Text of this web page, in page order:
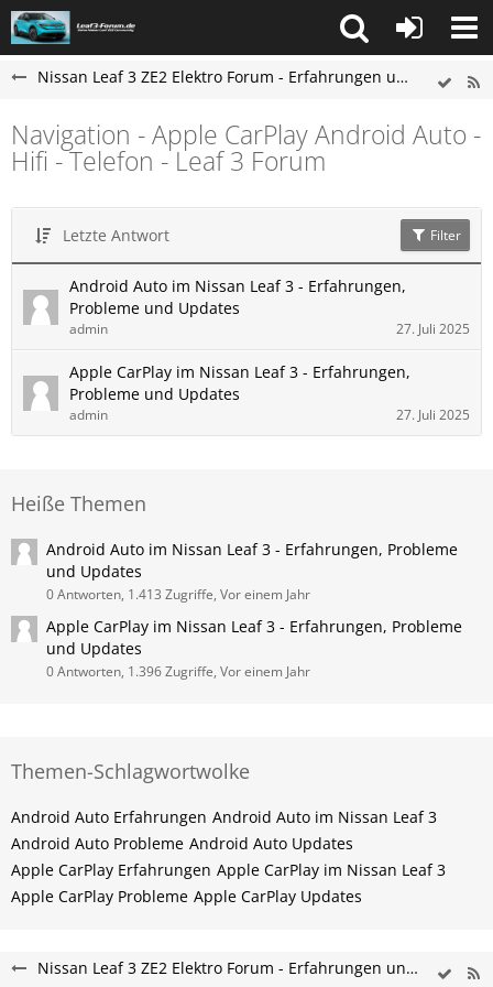
Nissan Leaf 3 ZE2 Elektro Forum - Erfahrungen und Probleme
Navigation - Apple CarPlay Android Auto -
Hifi - Telefon - Leaf 3 Forum
Letzte Antwort Filter
Android Auto im Nissan Leaf 3 - Erfahrungen,
Probleme und Updates
admin 27. Juli 2025
Apple CarPlay im Nissan Leaf 3 - Erfahrungen,
Probleme und Updates
admin 27. Juli 2025
Heiße Themen
Android Auto im Nissan Leaf 3 - Erfahrungen, Probleme
und Updates
0 Antworten, 1.413 Zugriffe, Vor einem Jahr
Apple CarPlay im Nissan Leaf 3 - Erfahrungen, Probleme
und Updates
0 Antworten, 1.396 Zugriffe, Vor einem Jahr
Themen-Schlagwortwolke
Android Auto Erfahrungen Android Auto im Nissan Leaf 3
Android Auto Probleme Android Auto Updates
Apple CarPlay Erfahrungen Apple CarPlay im Nissan Leaf 3
Apple CarPlay Probleme Apple CarPlay Updates
Nissan Leaf 3 ZE2 Elektro Forum - Erfahrungen und Probleme